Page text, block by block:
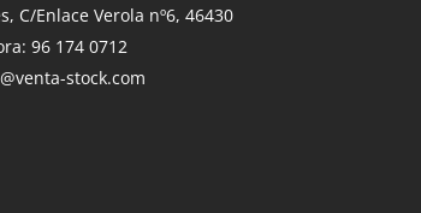
C/Enlace Verola nº6, 46430
96 174 0712
stock.com